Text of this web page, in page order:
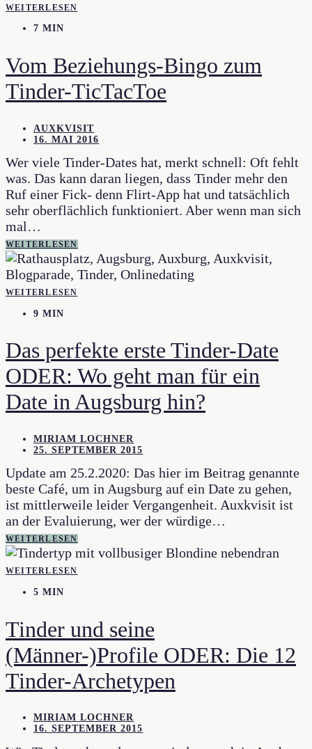
WEITERLESEN
7 MIN
Vom Beziehungs-Bingo zum
Tinder-TicTacToe
AUXKVISIT
16. MAI 2016
Wer viele Tinder-Dates hat, merkt schnell: Oft fehlt
was. Das kann daran liegen, dass Tinder mehr den
Ruf einer Fick- denn Flirt-App hat und tatsächlich
sehr oberflächlich funktioniert. Aber wenn man sich
mal…
WEITERLESEN
WEITERLESEN
9 MIN
Das perfekte erste Tinder-Date
ODER: Wo geht man für ein
Date in Augsburg hin?
MIRIAM LOCHNER
25. SEPTEMBER 2015
Update am 25.2.2020: Das hier im Beitrag genannte
beste Café, um in Augsburg auf ein Date zu gehen,
ist mittlerweile leider Vergangenheit. Auxkvisit ist
an der Evaluierung, wer der würdige…
WEITERLESEN
WEITERLESEN
5 MIN
Tinder und seine
(Männer-)Profile ODER: Die 12
Tinder-Archetypen
MIRIAM LOCHNER
16. SEPTEMBER 2015